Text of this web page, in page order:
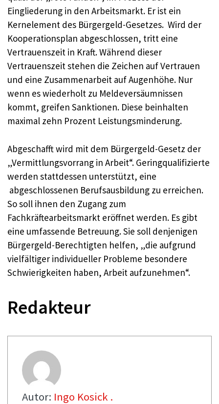
Eingliederung in den Arbeitsmarkt. Er ist ein
Kernelement des Bürgergeld-Gesetzes. Wird der
Kooperationsplan abgeschlossen, tritt eine
Vertrauenszeit in Kraft. Während dieser
Vertrauenszeit stehen die Zeichen auf Vertrauen
und eine Zusammenarbeit auf Augenhöhe. Nur
wenn es wiederholt zu Meldeversäumnissen
kommt, greifen Sanktionen. Diese beinhalten
maximal zehn Prozent Leistungsminderung.
Abgeschafft wird mit dem Bürgergeld-Gesetz der
„Vermittlungsvorrang in Arbeit“. Geringqualifizierte
werden stattdessen unterstützt, eine
abgeschlossenen Berufsausbildung zu erreichen.
So soll ihnen den Zugang zum
Fachkräftearbeitsmarkt eröffnet werden. Es gibt
eine umfassende Betreuung. Sie soll denjenigen
Bürgergeld-Berechtigten helfen, „die aufgrund
vielfältiger individueller Probleme besondere
Schwierigkeiten haben, Arbeit aufzunehmen“.
Redakteur
Autor: Ingo Kosick .